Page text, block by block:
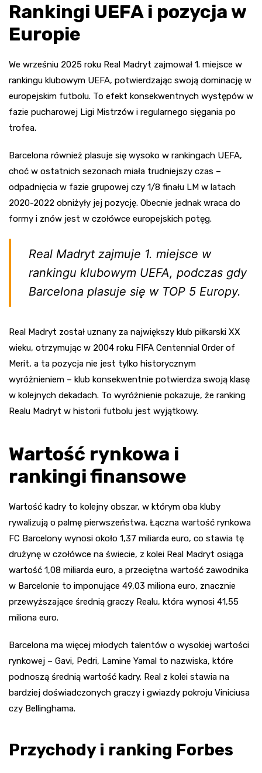
Rankingi UEFA i pozycja w
Europie
We wrześniu 2025 roku Real Madryt zajmował 1. miejsce w
rankingu klubowym UEFA, potwierdzając swoją dominację w
europejskim futbolu. To efekt konsekwentnych występów w
fazie pucharowej Ligi Mistrzów i regularnego sięgania po
trofea.
Barcelona również plasuje się wysoko w rankingach UEFA,
choć w ostatnich sezonach miała trudniejszy czas –
odpadnięcia w fazie grupowej czy 1/8 finału LM w latach
2020-2022 obniżyły jej pozycję. Obecnie jednak wraca do
formy i znów jest w czołówce europejskich potęg.
Real Madryt zajmuje 1. miejsce w
rankingu klubowym UEFA, podczas gdy
Barcelona plasuje się w TOP 5 Europy.
Real Madryt został uznany za największy klub piłkarski XX
wieku, otrzymując w 2004 roku FIFA Centennial Order of
Merit, a ta pozycja nie jest tylko historycznym
wyróżnieniem – klub konsekwentnie potwierdza swoją klasę
w kolejnych dekadach. To wyróżnienie pokazuje, że ranking
Realu Madryt w historii futbolu jest wyjątkowy.
Wartość rynkowa i
rankingi finansowe
Wartość kadry to kolejny obszar, w którym oba kluby
rywalizują o palmę pierwszeństwa. Łączna wartość rynkowa
FC Barcelony wynosi około 1,37 miliarda euro, co stawia tę
drużynę w czołówce na świecie, z kolei Real Madryt osiąga
wartość 1,08 miliarda euro, a przeciętna wartość zawodnika
w Barcelonie to imponujące 49,03 miliona euro, znacznie
przewyższające średnią graczy Realu, która wynosi 41,55
miliona euro.
Barcelona ma więcej młodych talentów o wysokiej wartości
rynkowej – Gavi, Pedri, Lamine Yamal to nazwiska, które
podnoszą średnią wartość kadry. Real z kolei stawia na
bardziej doświadczonych graczy i gwiazdy pokroju Viniciusa
czy Bellinghama.
Przychody i ranking Forbes